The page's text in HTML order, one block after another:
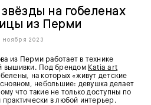
на гобеленах
из Перми
ноября 2023
из Перми работает в технике
вышивки. Под брендом Katia art
на которых «живут детские
небольшие: девушка делает
что такие не только доступны по
практически в любой интерьер.